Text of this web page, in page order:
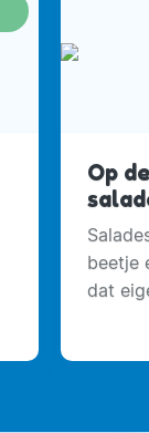
Op
beetje
dat